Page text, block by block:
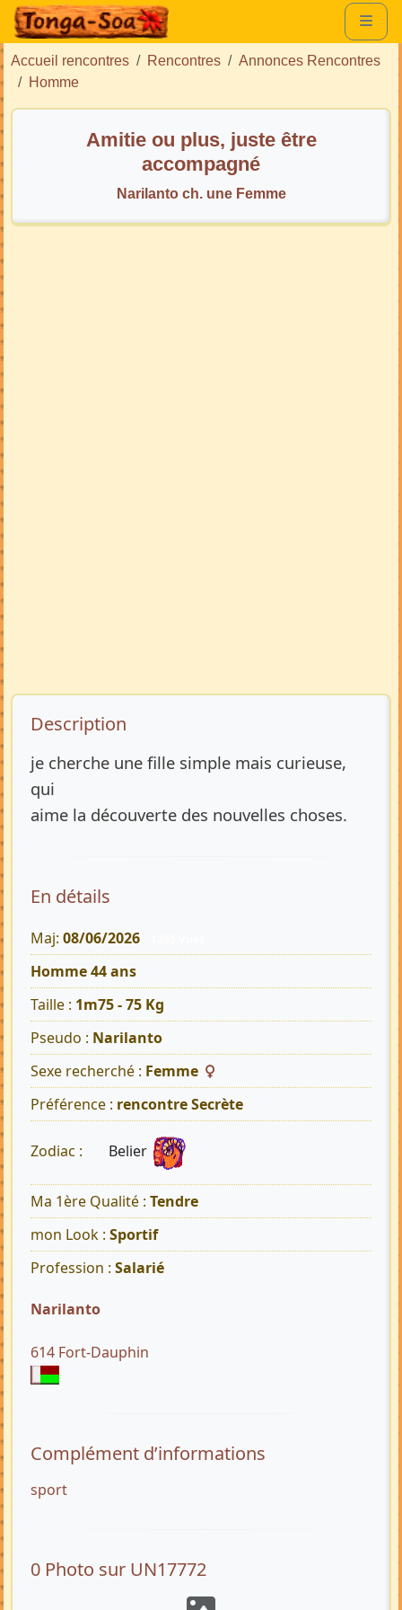
Accueil rencontres Rencontres
Annonces Rencontres
Homme
Amitie ou plus, juste être
accompagné
Narilanto ch. une Femme
Description de l’annonce
Description
je cherche une fille simple mais curieuse,
qui
aime la découverte des nouvelles choses.
En détails
Maj: 08/06/2026
Homme 44 ans
Taille : 1m75 - 75 Kg
Pseudo : Narilanto
Sexe recherché : Femme
Préférence : rencontre Secrète
Zodiac : Belier
Ma 1ère Qualité : Tendre
mon Look : Sportif
Profession : Salarié
Narilanto
614 Fort-Dauphin
Complément d’informations
sport
0 Photo sur UN17772